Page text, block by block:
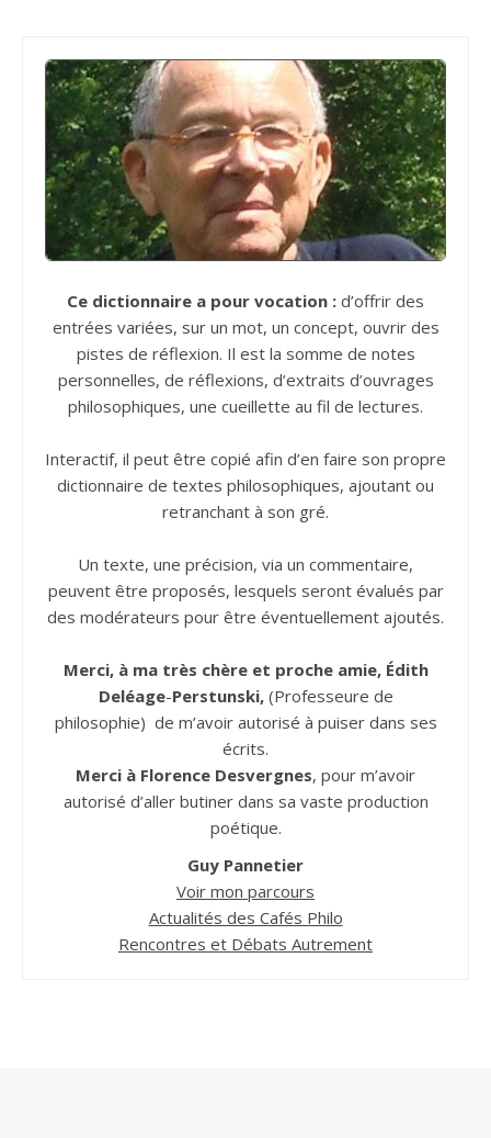
Ce dictionnaire a pour vocation : d’offrir des
entrées variées, sur un mot, un concept, ouvrir des
pistes de réflexion. Il est la somme de notes
personnelles, de réflexions, d’extraits d’ouvrages
philosophiques, une cueillette au fil de lectures.
Interactif, il peut être copié afin d’en faire son propre
dictionnaire de textes philosophiques, ajoutant ou
retranchant à son gré.
Un texte, une précision, via un commentaire,
peuvent être proposés, lesquels seront évalués par
des modérateurs pour être éventuellement ajoutés.
Merci, à ma très chère et proche amie, Édith
Deléage-Perstunski,(Professeure de
philosophie) de m’avoir autorisé à puiser dans ses
écrits.
Merci à Florence Desvergnes, pour m’avoir
autorisé d’aller butiner dans sa vaste production
poétique.
Guy Pannetier
Voir mon parcours
Actualités des Cafés Philo
Rencontres et Débats Autrement